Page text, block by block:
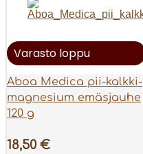
Varasto loppu
Aboa Medica pii-kalkki-
magnesium emäsjauhe
120 g
18,50 €